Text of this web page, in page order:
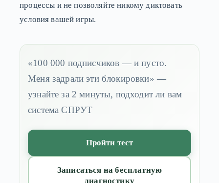
процессы и не позволяйте никому диктовать
условия вашей игры.
«100 000 подписчиков — и пусто.
Меня задрали эти блокировки» —
узнайте за 2 минуты, подходит ли вам
система СПРУТ
Пройти тест
Записаться на бесплатную
диагностику